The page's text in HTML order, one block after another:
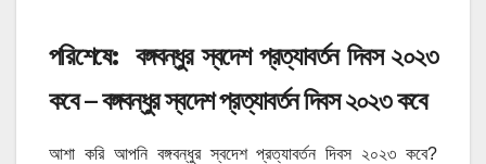
পরিশেষে: বঙ্গবন্ধুর স্বদেশ প্রত্যাবর্তন দিবস ২০২৩
কবে – বঙ্গবন্ধুর স্বদেশ প্রত্যাবর্তন দিবস ২০২৩ কবে
আশা করি আপনি বঙ্গবন্ধুর স্বদেশ প্রত্যাবর্তন দিবস ২০২৩ কবে?